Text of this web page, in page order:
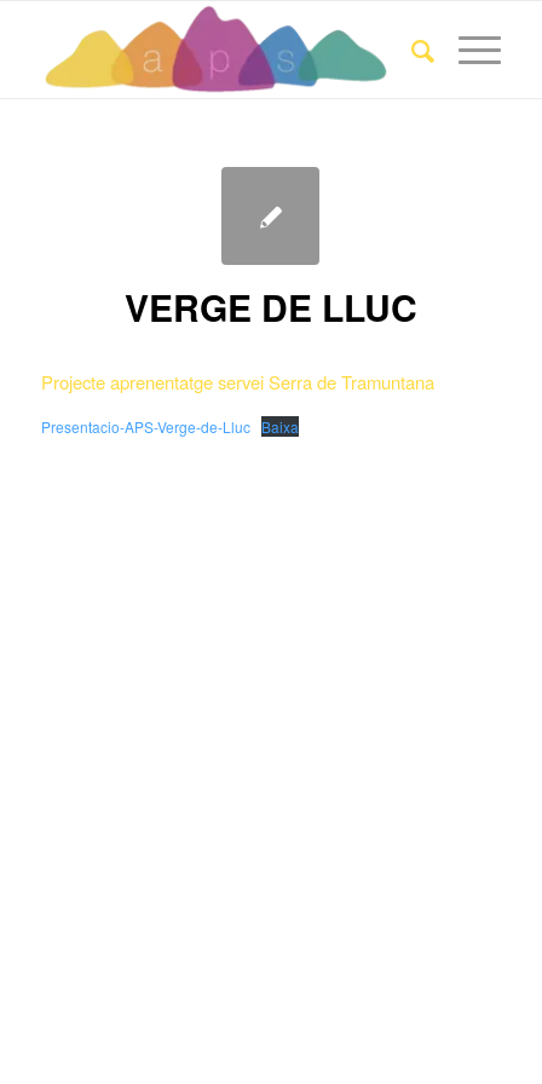
VERGE DE LLUC
Projecte aprenentatge servei Serra de Tramuntana
Presentacio-APS-Verge-de-Lluc Baixa